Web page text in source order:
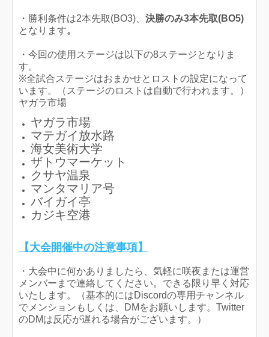
・勝利条件は2本先取(BO3)、 決勝のみ3本先取(BO5)
となります。
・今回の使用ステージは以下の8ステージとなりま
す。
※全試合ステージはおまかせとロストの設定になって
います。（ステージのロストは自動で行われます。）
ヤガラ市場
ヤガラ市場
マテガイ放水路
海女美術大学
ザトウマーケット
クサヤ温泉
マンタマリア号
バイガイ亭
カジキ空港
【大会開催中の注意事項】
・大会中に何かありましたら、気軽に咲夜または運営
メンバーまで連絡してください。できる限り早く対応
いたします。（基本的にはDiscordの専用チャンネル
でメンションもしくは、DMをお願いします。Twitter
のDMは反応が遅れる場合がございます。）